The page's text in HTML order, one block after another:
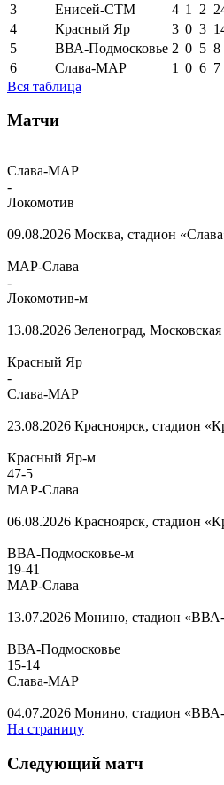
3
Енисей-СТМ 4 1 2
4
Красный Яр 3 0 3
5
ВВА-Подмосковье 2 0 5 8
6
Слава-МАР 1 0 6 7
Вся таблица
Матчи
Слава-МАР
-
Локомотив
09.08.2026 Москва, стадион
МАР-Слава
-
Локомотив-м
13.08.2026 Зеленоград,
Красный Яр
-
Слава-МАР
23.08.2026 Красноярск, стадион
Красный Яр-м
47-5
МАР-Слава
06.08.2026 Красноярск, стадион
ВВА-Подмосковье-м
19-41
МАР-Слава
13.07.2026 Монино, стадион «ВВА-
ВВА-Подмосковье
15-14
Слава-МАР
04.07.2026 Монино, стадион «ВВА-
На страницу
Следующий матч